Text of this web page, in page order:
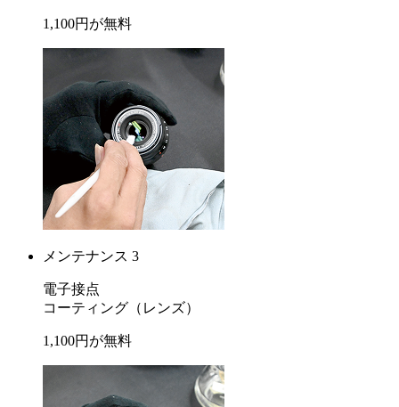
1,100円が無料
メンテナンス 3
電子接点
コーティング （レンズ）
1,100円が無料